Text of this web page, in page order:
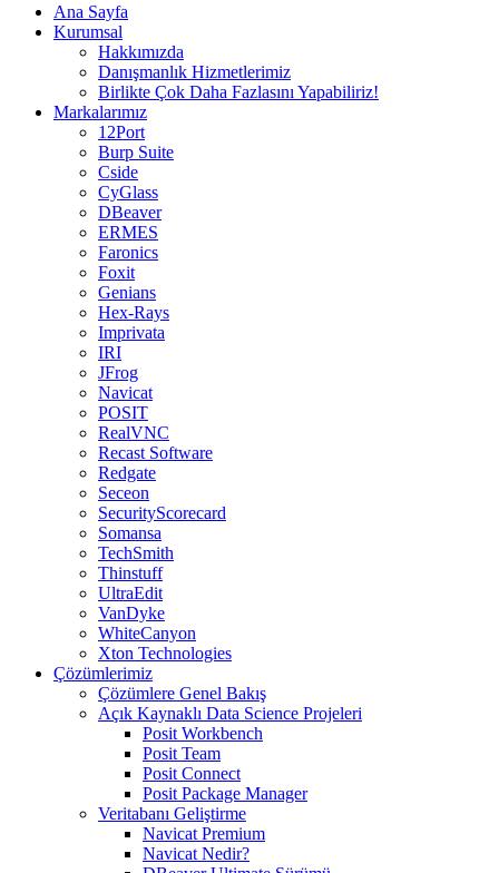
Ana Sayfa
Kurumsal
Hakkımızda
Danışmanlık Hizmetlerimiz
Birlikte Çok Daha Fazlasını Yapabiliriz!
Markalarımız
12Port
Burp Suite
Cside
CyGlass
DBeaver
ERMES
Faronics
Foxit
Genians
Hex-Rays
Imprivata
IRI
JFrog
Navicat
POSIT
RealVNC
Recast Software
Redgate
Seceon
SecurityScorecard
Somansa
TechSmith
Thinstuff
UltraEdit
VanDyke
WhiteCanyon
Xton Technologies
Çözümlerimiz
Çözümlere Genel Bakış
Açık Kaynaklı Data Science Projeleri
Posit Workbench
Posit Team
Posit Connect
Posit Package Manager
Veritabanı Geliştirme
Navicat Premium
Navicat Nedir?